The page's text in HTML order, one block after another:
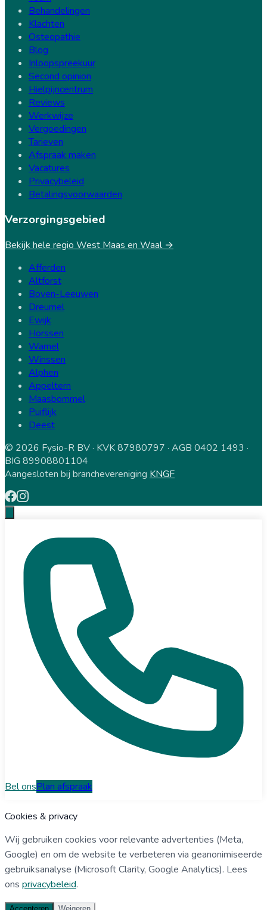
Behandelingen
Klachten
Osteopathie
Blog
Inloopspreekuur
Second opinion
Hielpijncentrum
Reviews
Werkwijze
Vergoedingen
Tarieven
Afspraak maken
Vacatures
Privacybeleid
Betalingsvoorwaarden
Verzorgingsgebied
Bekijk hele regio West Maas en Waal →
Afferden
Altforst
Boven-Leeuwen
Dreumel
Ewijk
Horssen
Wamel
Winssen
Alphen
Appeltern
Maasbommel
Puiflijk
Deest
© 2026 Fysio-R BV · KVK 87980797 · AGB 0402 1493 ·
BIG 89908801104
Aangesloten bij branchevereniging KNGF
Bel onsPlan afspraak
Cookies & privacy
Wij gebruiken cookies voor relevante advertenties (Meta,
Google) en om de website te verbeteren via geanonimiseerde
gebruiksanalyse (Microsoft Clarity, Google Analytics). Lees
ons privacybeleid.